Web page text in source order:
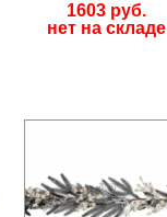
1603 руб.
нет на складе